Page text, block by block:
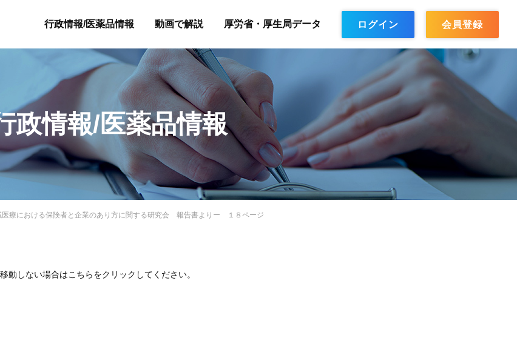
行政情報/医薬品情報 動画で解説 厚労省・厚生局データ ログイン 会員登録
政情報/医薬品情報
医療における保険者と企業のあり方に関する研究会 報告書よりー １８ページ
動しない場合はこちらをクリックしてください。